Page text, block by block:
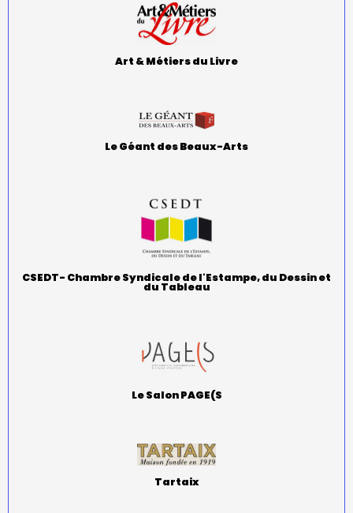
Art & Métiers du Livre
Le Géant des Beaux-Arts
CSEDT- Chambre Syndicale de l'Estampe, du Dessin et
du Tableau
Le Salon PAGE(S
Tartaix